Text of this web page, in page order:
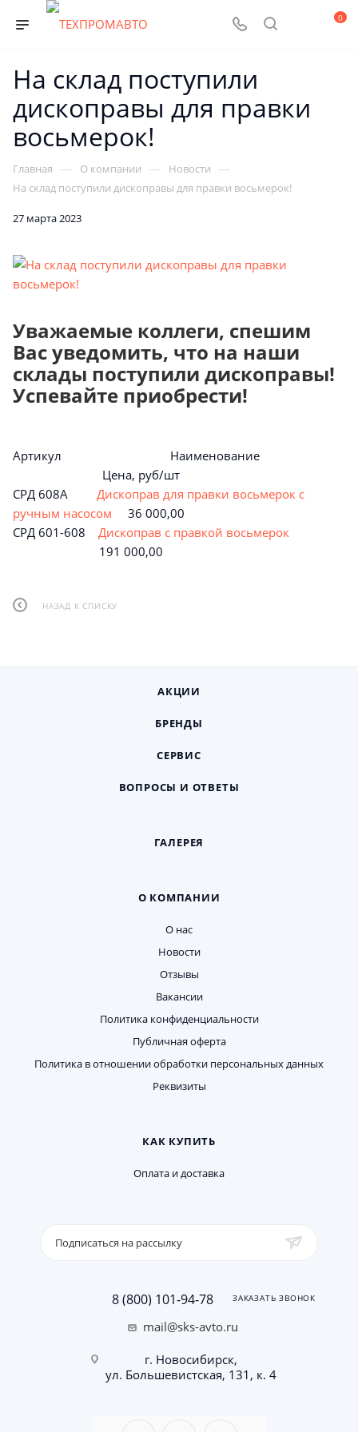
0
На склад поступили
дископравы для правки
восьмерок!
Главная — О компании — Новости —
На склад поступили дископравы для правки восьмерок!
27 марта 2023
Уважаемые коллеги, спешим
Вас уведомить, что на наши
склады поступили дископравы!
Успевайте приобрести!
Артикул Наименование
Цена, руб/шт
СРД 608А Дископрав для правки восьмерок с
ручным насосом 36 000,00
СРД 601-608 Дископрав с правкой восьмерок
191 000,00
НАЗАД К СПИСКУ
АКЦИИ
БРЕНДЫ
СЕРВИС
ВОПРОСЫ И ОТВЕТЫ
ГАЛЕРЕЯ
О КОМПАНИИ
О нас
Новости
Отзывы
Вакансии
Политика конфиденциальности
Публичная оферта
Политика в отношении обработки персональных данных
Реквизиты
КАК КУПИТЬ
Оплата и доставка
Подписаться на рассылку
8 (800) 101-94-78 ЗАКАЗАТЬ ЗВОНОК
mail@sks-avto.ru
г. Новосибирск,
ул. Большевистская, 131, к. 4